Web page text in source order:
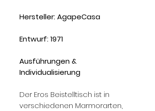
Hersteller:AgapeCasa
Entwurf:1971
Ausführungen &
Individualisierung
Der Eros Beistelltisch ist in
verschiedenen Marmorarten,